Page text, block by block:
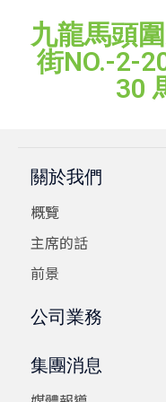
九龍馬頭
街NO.-2-
30
關於我們
概覽
主席的話
前景
公司業務
集團消息